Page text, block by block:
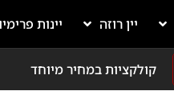
יין רוזה יינות
קולקציות במחיר מיוחד